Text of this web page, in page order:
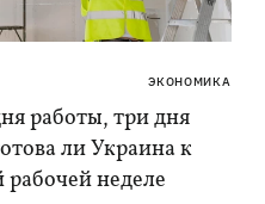
ЭКОНОМИКА
работы, три дня
ли Украина к
рабочей неделе